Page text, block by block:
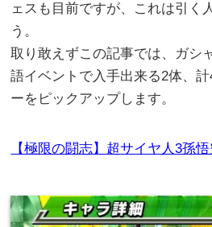
ェスも目前ですが、これは引く
う。
取り敢えずこの記事では、ガシ
語イベントで入手出来る2体、
ーをピックアップします。
【極限の闘志】超サイヤ人3孫